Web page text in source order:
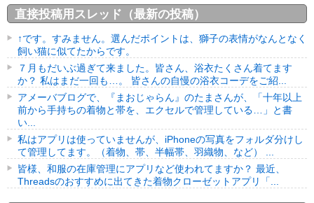
直接投稿用スレッド（最新の投稿）
↑です。すみません。選んだポイントは、獅子の表情がなんとなく
飼い猫に似てたからです。
７月もだいぶ過ぎて来ました。皆さん、浴衣たくさん着てます
か？ 私はまだ一回も…。 皆さんの自慢の浴衣コーデをご紹...
アメーバブログで、『まおじゃらん』のたまさんが、「十年以上
前から手持ちの着物と帯を、エクセルで管理している…」と書
い...
私はアプリは使っていませんが、iPhoneの写真をフォルダ分けし
て管理してます。（着物、帯、半幅帯、羽織物、など） ...
皆様、和服の在庫管理にアプリなど使われてますか？ 最近、
Threadsのおすすめに出てきた着物クローゼットアプリ「...